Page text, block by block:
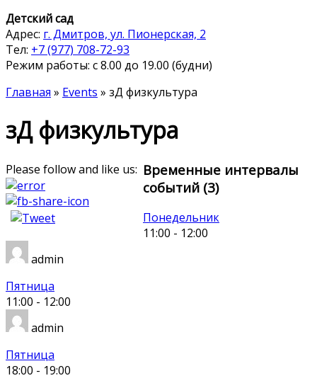
Детский сад
Адрес: г. Дмитров, ул. Пионерская, 2
Тел: +7 (977) 708-72-93
Режим работы: с 8.00 до 19.00 (будни)
Главная » Events » зД физкультура
зД физкультура
Please follow and like us: Временные интервалы
событий (3)
Понедельник
11:00 - 12:00
admin
Пятница
11:00 - 12:00
admin
Пятница
18:00 - 19:00